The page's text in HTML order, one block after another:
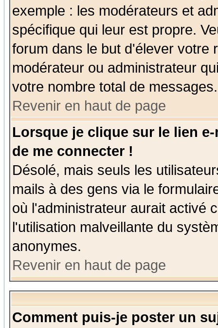
exemple : les modérateurs et
spécifique qui leur est propre.
forum dans le but d'élever votre
modérateur ou administrateur
votre nombre total de messages.
Revenir en haut de page
Lorsque je clique sur le lien
de me connecter !
Désolé, mais seuls les
mails à des gens via le
où l'administrateur aurait activé
l'utilisation malveillante du
anonymes.
Revenir en haut de page
Comment puis-je poster un